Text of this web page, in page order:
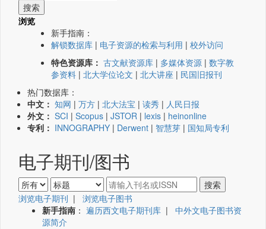
浏览
新手指南：
解锁数据库 | 电子资源的检索与利用 | 校外访问
特色资源库： 古文献资源库 | 多媒体资源 | 数字教
参资料 | 北大学位论文 | 北大讲座 | 民国旧报刊
热门数据库：
中文： 知网 | 万方 | 北大法宝 | 读秀 | 人民日报
外文： SCI | Scopus | JSTOR | lexis | heinonline
专利： INNOGRAPHY | Derwent | 智慧芽 | 国知局专利
电子期刊/图书
浏览电子期刊 | 浏览电子图书
新手指南 ： 遍历西文电子期刊库 | 中外文电子图书资
源简介